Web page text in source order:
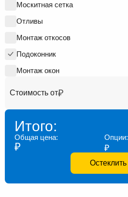
Москитная сетка
Отливы
Монтаж откосов
Подоконник
Монтаж окон
Стоимость от₽
Итого:
Общая цена:
₽
Опции:
₽
Остеклить